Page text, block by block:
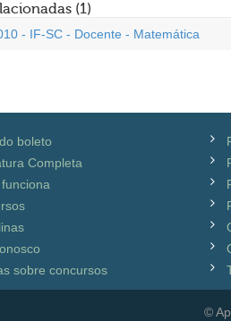
(1)
- IF-SC - Docente - Matemática
boleto
Completa
sobre concursos
©